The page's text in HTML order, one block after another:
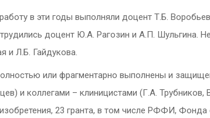
в эти годы выполняли доцент Т.Б.
доцент Ю.А. Рагозин и А.П. Шульгина.
и Л.Б. Гайдукова.
или фрагментарно выполнены и
и коллегами – клиницистами (Г.А.
изобретения, 23 гранта, в том числе РФФИ,